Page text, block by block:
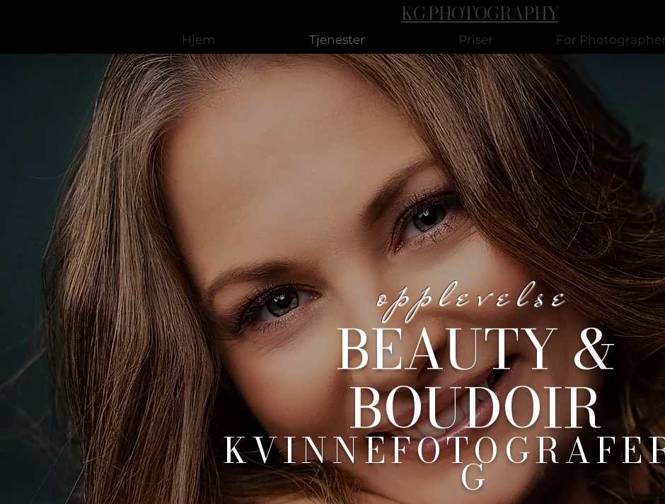
KG PHOTOGRAPHY
Hjem Tjenester Priser For
opplevelse
BEAUTY &
BOUDOIR
G